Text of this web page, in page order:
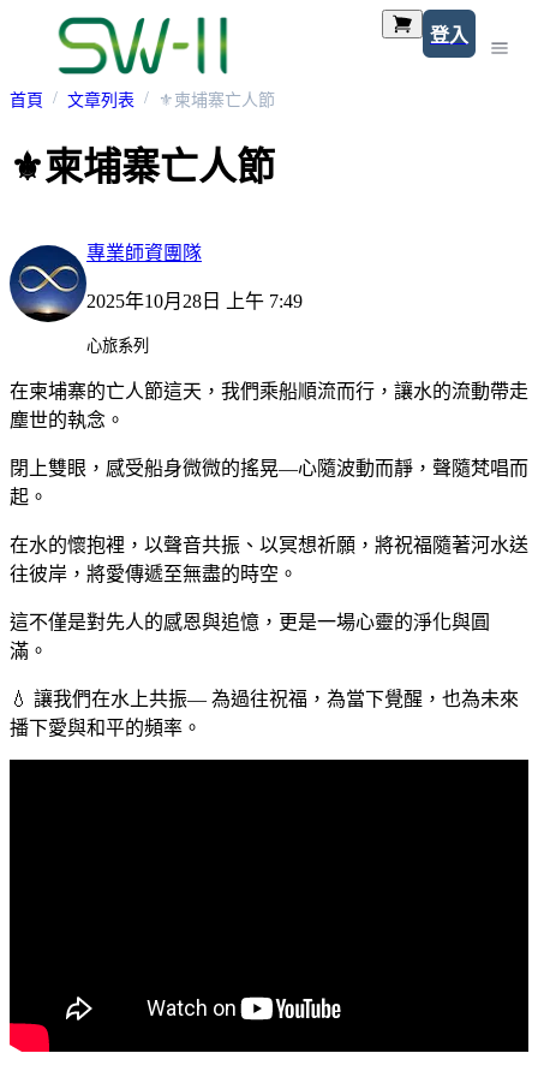
登入
首頁 文章列表 ⚜柬埔寨亡人節
⚜柬埔寨亡人節
專業師資團隊
2025年10月28日 上午 7:49
心旅系列
在柬埔寨的亡人節這天，我們乘船順流而行，讓水的流動帶走
塵世的執念。
閉上雙眼，感受船身微微的搖晃—心隨波動而靜，聲隨梵唱而
起。
在水的懷抱裡，以聲音共振、以冥想祈願，將祝福隨著河水送
往彼岸，將愛傳遞至無盡的時空。
這不僅是對先人的感恩與追憶，更是一場心靈的淨化與圓
滿。
💧 讓我們在水上共振— 為過往祝福，為當下覺醒，也為未來
播下愛與和平的頻率。